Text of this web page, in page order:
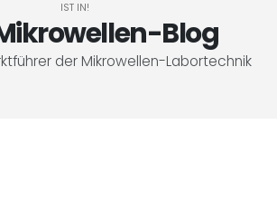
Blog
der Mikrowellen-Labortechnik
IST IN!